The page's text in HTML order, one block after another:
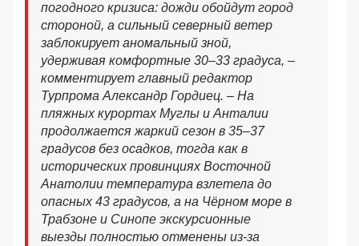
погодного кризиса: дожди обойдут город
стороной, а сильный северный ветер
заблокирует аномальный зной,
удерживая комфортные 30–33 градуса, –
комментирует главный редактор
Турпрома Александр Гордиец. – На
пляжных курортах Муглы и Анталии
продолжается жаркий сезон в 35–37
градусов без осадков, тогда как в
исторических провинциях Восточной
Анатолии температура взлетела до
опасных 43 градусов, а на Чёрном море в
Трабзоне и Синопе экскурсионные
выезды полностью отменены из-за